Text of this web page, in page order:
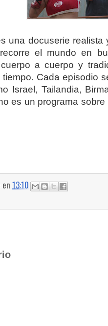
una docuserie realista
el mundo en
a cuerpo y
Cada episodio
Israel, Tailandia,
es un programa
en 13:10